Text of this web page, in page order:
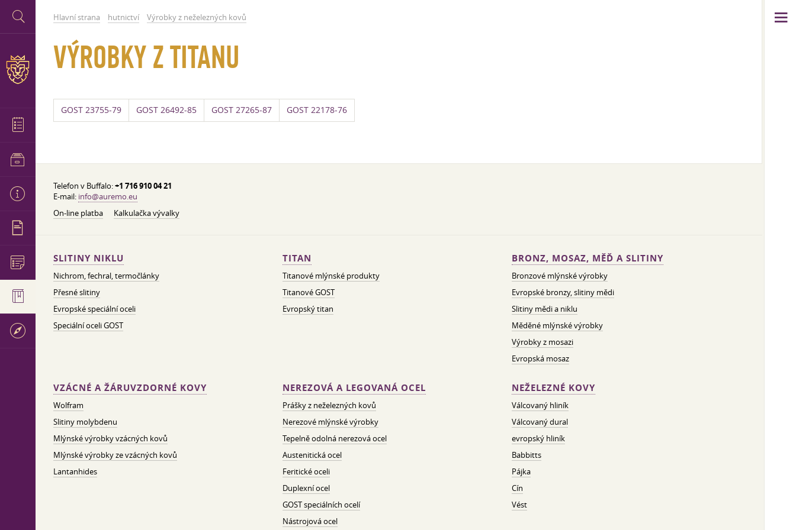
Hlavní strana hutnictví Výrobky z neželezných kovů
VÝROBKY Z TITANU
GOST 23755-79 GOST 26492-85 GOST 27265-87 GOST 22178-76
Telefon v Buffalo:+1 716 910 04 21
E-mail: info@auremo.eu
On-line platba
Kalkulačka vývalky
SLITINY NIKLU
Nichrom, fechral, termočlánky
Přesné slitiny
Evropské speciální oceli
Speciální oceli GOST
TITAN
Titanové mlýnské produkty
Titanové GOST
Evropský titan
BRONZ, MOSAZ, MĚĎ A SLITINY
Bronzové mlýnské výrobky
Evropské bronzy, slitiny mědi
Slitiny mědi a niklu
Měděné mlýnské výrobky
Výrobky z mosazi
Evropská mosaz
VZÁCNÉ A ŽÁRUVZDORNÉ KOVY
Wolfram
Slitiny molybdenu
Mlýnské výrobky vzácných kovů
Mlýnské výrobky ze vzácných kovů
Lantanhides
NEREZOVÁ A LEGOVANÁ OCEL
Prášky z neželezných kovů
Nerezové mlýnské výrobky
Tepelně odolná nerezová ocel
Austenitická ocel
Feritické oceli
Duplexní ocel
GOST speciálních ocelí
Nástrojová ocel
NEŽELEZNÉ KOVY
Válcovaný hliník
Válcovaný dural
evropský hliník
Babbitts
Pájka
Cín
Vést